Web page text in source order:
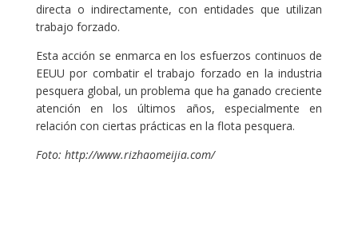
directa o indirectamente, con entidades que utilizan
trabajo forzado.
Esta acción se enmarca en los esfuerzos continuos de
EEUU por combatir el trabajo forzado en la industria
pesquera global, un problema que ha ganado creciente
atención en los últimos años, especialmente en
relación con ciertas prácticas en la flota pesquera.
Foto: http://www.rizhaomeijia.com/